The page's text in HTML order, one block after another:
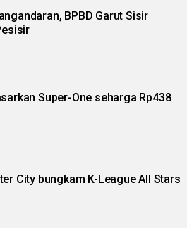
BPBD Garut Sisir
Super-One seharga Rp438
City bungkam K-League All Stars